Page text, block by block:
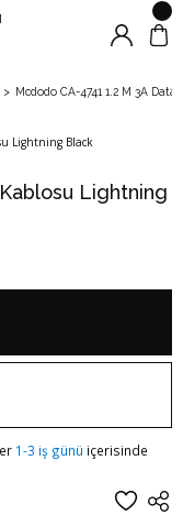
Mcdodo CA-4741 1.2 M 3A
Lightning
1-3 iş günü içerisinde